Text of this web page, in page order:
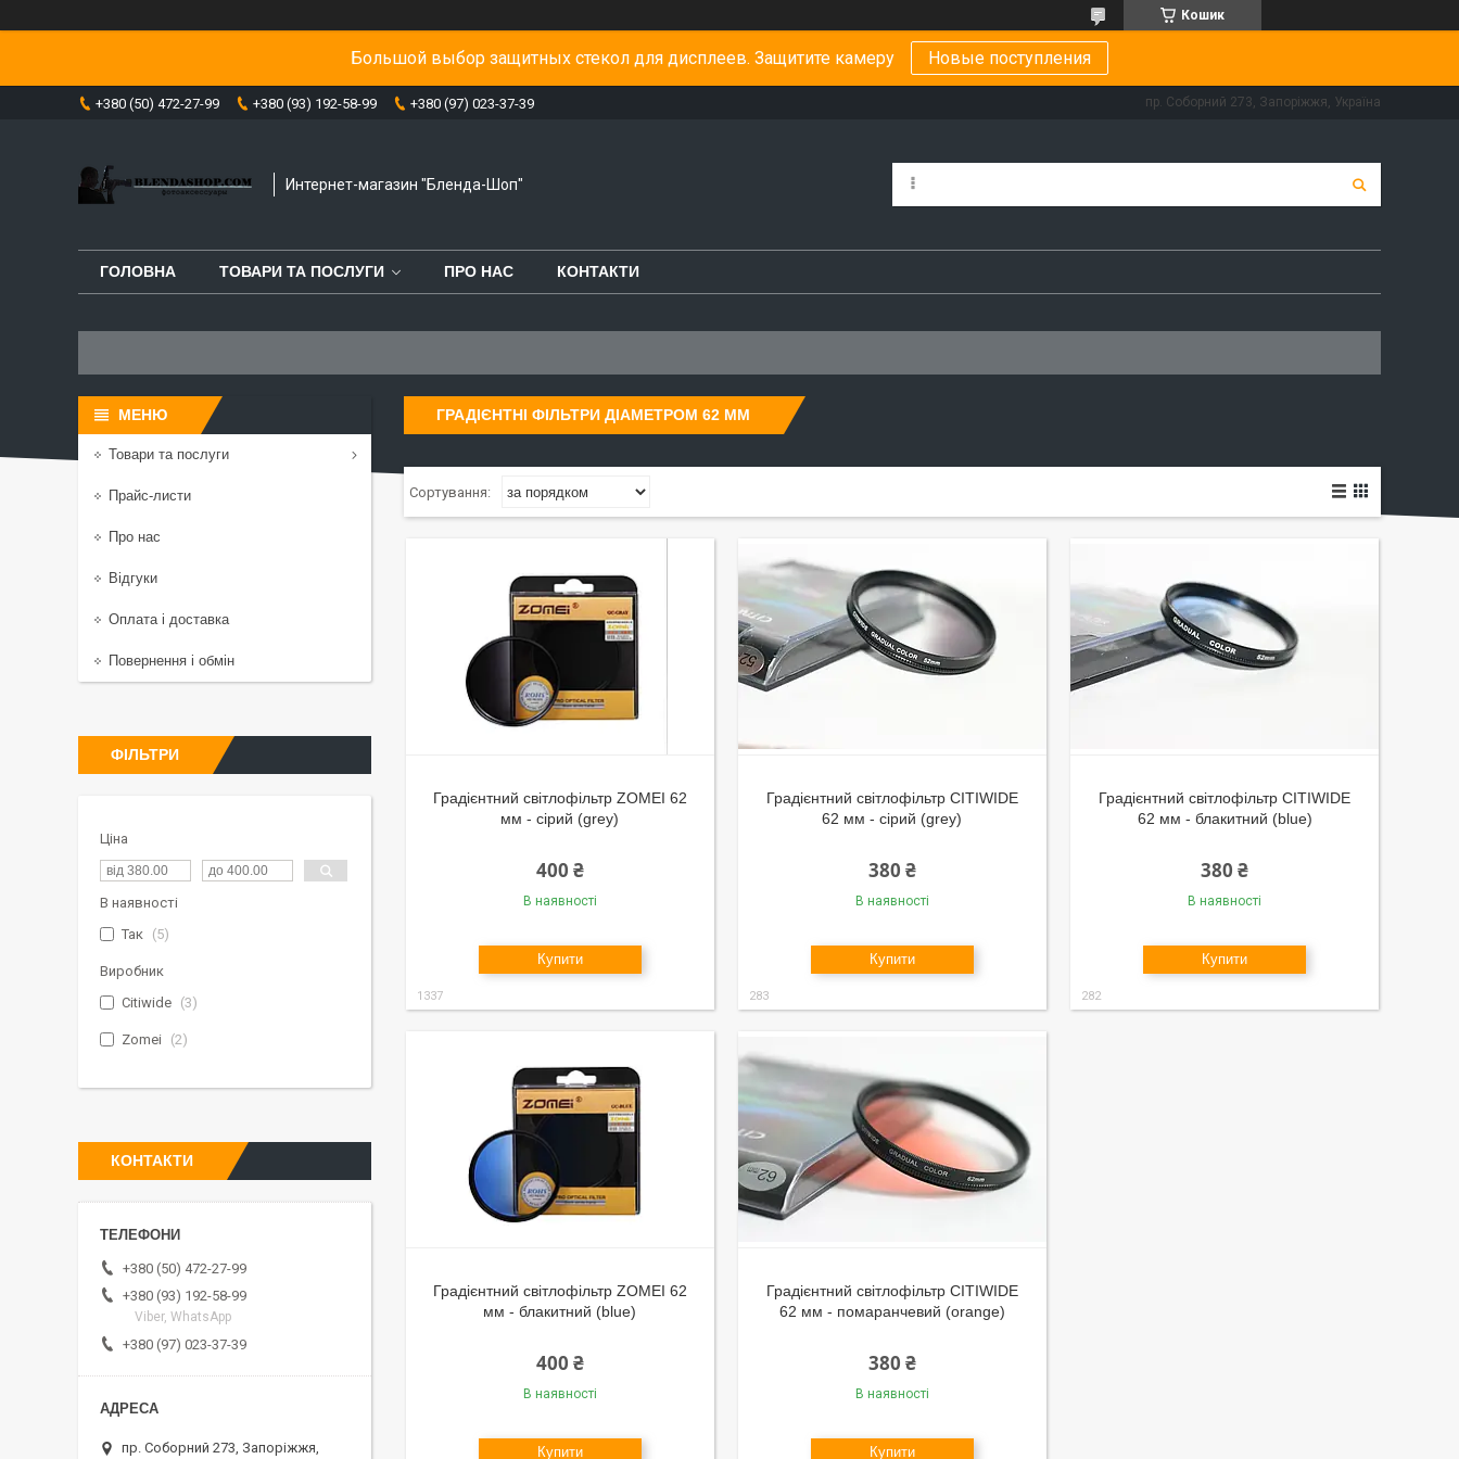
Кошик
Большой выбор защитных стекол для дисплеев. Защитите камеру Новые поступления
+380 (50) 472-27-99 +380 (93) 192-58-99 +380 (97) 023-37-39 пр. Соборний 273, Запоріжжя, Україна
Интернет-магазин "Бленда-Шоп"
ГОЛОВНА ТОВАРИ ТА ПОСЛУГИ ПРО НАС КОНТАКТИ
ГРАДІЄНТНІ ФІЛЬТРИ ДІАМЕТРОМ 62 ММ
Градієнтний світлофільтр ZOMEI 62
мм - сірий (grey)
400 ₴
В наявності
Купити
1337
Градієнтний світлофільтр CITIWIDE
62 мм - сірий (grey)
380 ₴
В наявності
Купити
283
Градієнтний світлофільтр CITIWIDE
62 мм - блакитний (blue)
380 ₴
В наявності
Купити
282
Градієнтний світлофільтр ZOMEI 62
мм - блакитний (blue)
400 ₴
В наявності
Купити
Градієнтний світлофільтр CITIWIDE
62 мм - помаранчевий (orange)
380 ₴
В наявності
Купити
Товари та послуги
Прайс-листи
Про нас
Відгуки
Оплата і доставка
Повернення і обмін
ФІЛЬТРИ
Ціна
В наявності
Так
5
Виробник
Citiwide
3
Zomei 2
КОНТАКТИ
+380 (50) 472-27-99
+380 (93) 192-58-99
Viber, WhatsApp
+380 (97) 023-37-39
пр. Соборний 273, Запоріжжя,